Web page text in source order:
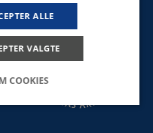
ALLE
VALGTE
COOKIES